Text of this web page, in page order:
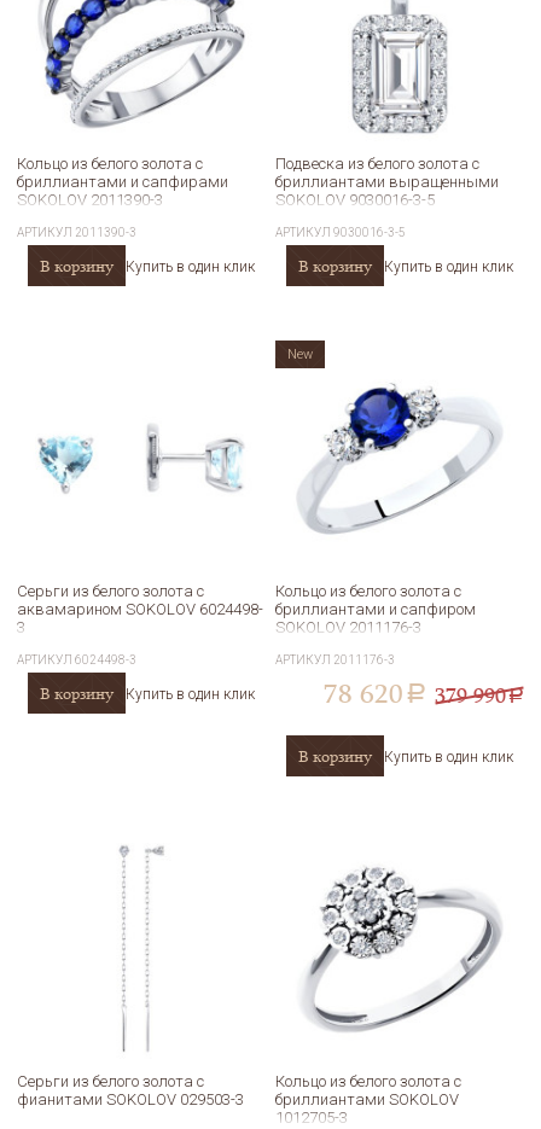
Кольцо из белого золота с
бриллиантами и сапфирами
SOKOLOV 2011390-3
АРТИКУЛ 2011390-3
В корзину Купить в один клик
Подвеска из белого золота с
бриллиантами выращенными
SOKOLOV 9030016-3-5
АРТИКУЛ9030016-3-5
В корзину Купить в один клик
Серьги из белого золота с
аквамарином SOKOLOV 6024498-
3
АРТИКУЛ6024498-3
В корзину Купить в один клик
Кольцо из белого золота с
бриллиантами и сапфиром
SOKOLOV 2011176-3
АРТИКУЛ 2011176-3
78 620 a 379 990a
В корзину Купить в один клик
New
Серьги из белого золота с
фианитами SOKOLOV 029503-3
Кольцо из белого золота с
бриллиантами SOKOLOV
1012705-3